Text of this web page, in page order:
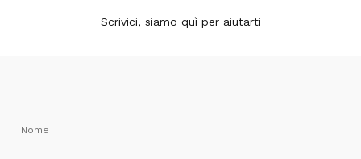
Scrivici, siamo quì per aiutarti
Nome